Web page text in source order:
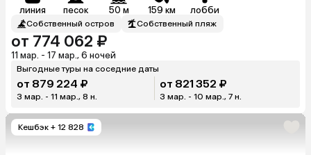
линия песок 50 м 159 км лобби
Собственный остров Собственный пляж
от 774 062 ₽
11 мар. - 17 мар., 6 ночей
Выгодные туры на соседние даты
от 879 224 ₽
3 мар. - 11 мар., 8 н.
от 821 352 ₽
3 мар. - 10 мар., 7 н.
Кешбэк + 12 828